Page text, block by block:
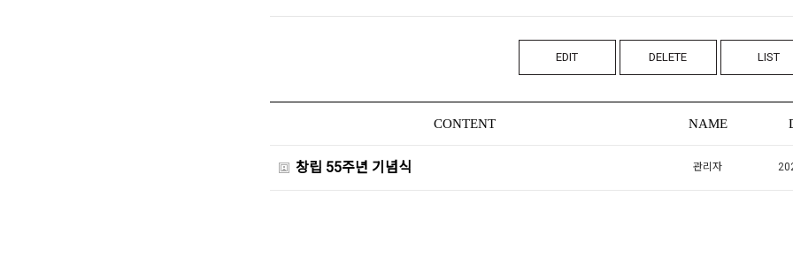
EDIT DELETE LIST
CONTENT NAME
창립 55주년 기념식 관리자